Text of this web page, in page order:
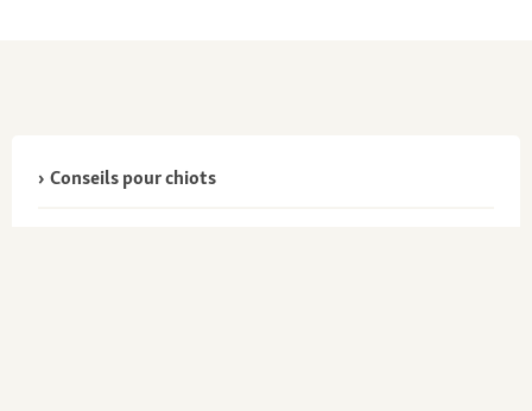
Conseils pour chiots